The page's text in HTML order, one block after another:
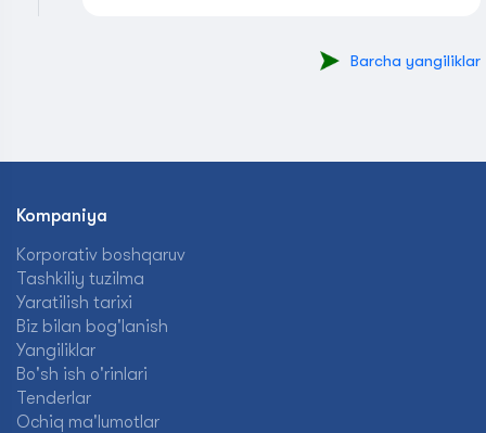
Barcha yangiliklar
Kompaniya
Korporativ boshqaruv
Tashkiliy tuzilma
Yaratilish tarixi
Biz bilan bog'lanish
Yangiliklar
Bo'sh ish o'rinlari
Tenderlar
Ochiq ma'lumotlar